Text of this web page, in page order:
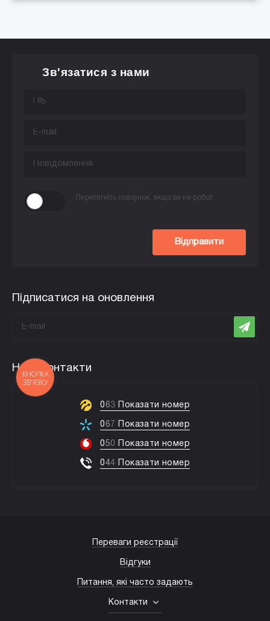
Зв'язатися з нами
Перетягніть повзунок, якщо ви не робот
Відправити
Підписатися на оновлення
Наші контакти
063 Показати номер
06 7 Показати номер
050 Показати номер
044 Показати номер
Переваги реєстрації
Відгуки
Питання, які часто задають
Контакти
КНОПКА
ЗВ'ЯЗКУ